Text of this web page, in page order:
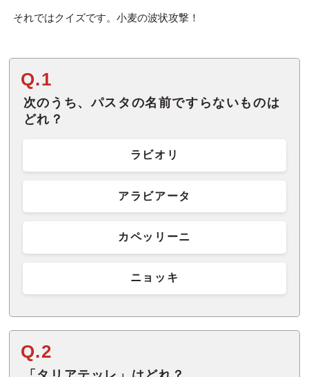
それではクイズです。小麦の波状攻撃！
Q.1
次のうち、パスタの名前ですらないものは
どれ？
ラビオリ
アラビアータ
カペッリーニ
ニョッキ
Q.2